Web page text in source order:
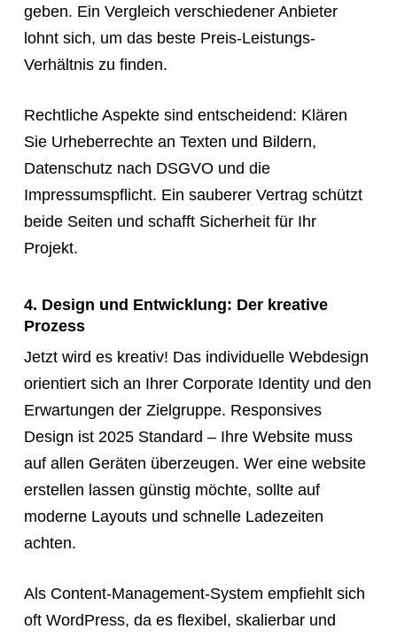
geben. Ein Vergleich verschiedener Anbieter
lohnt sich, um das beste Preis-Leistungs-
Verhältnis zu finden.
Rechtliche Aspekte sind entscheidend: Klären
Sie Urheberrechte an Texten und Bildern,
Datenschutz nach DSGVO und die
Impressumspflicht. Ein sauberer Vertrag schützt
beide Seiten und schafft Sicherheit für Ihr
Projekt.
4. Design und Entwicklung: Der kreative
Prozess
Jetzt wird es kreativ! Das individuelle Webdesign
orientiert sich an Ihrer Corporate Identity und den
Erwartungen der Zielgruppe. Responsives
Design ist 2025 Standard – Ihre Website muss
auf allen Geräten überzeugen. Wer eine website
erstellen lassen günstig möchte, sollte auf
moderne Layouts und schnelle Ladezeiten
achten.
Als Content-Management-System empfiehlt sich
oft WordPress, da es flexibel, skalierbar und